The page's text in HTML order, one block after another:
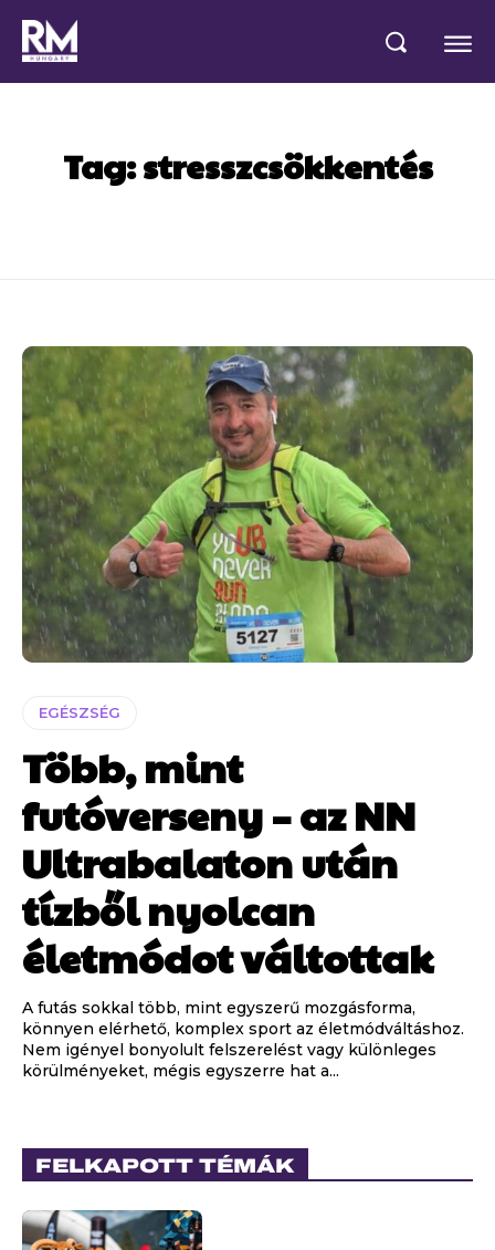
Tag:stresszcsökkentés
EGÉSZSÉG
Több, mint
futóverseny – az NN
Ultrabalaton után
tízből nyolcan
életmódot váltottak
A futás sokkal több, mint egyszerű mozgásforma,
könnyen elérhető, komplex sport az életmódváltáshoz.
Nem igényel bonyolult felszerelést vagy különleges
körülményeket, mégis egyszerre hat a...
FELKAPOTT TÉMÁK